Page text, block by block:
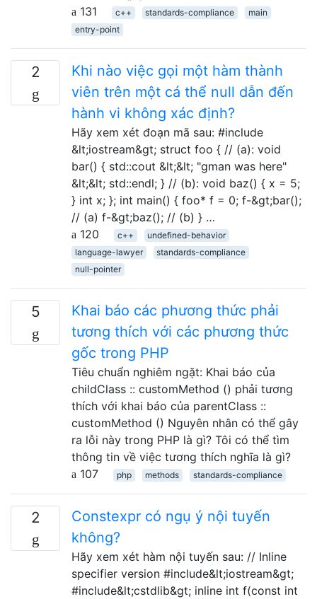
131
c++ standards-compliance
main
entry-point
2
Khi nào việc gọi một hàm thành
viên trên một cá thể null dẫn đến
hành vi không xác định?
Hãy xem xét đoạn mã sau: #include
&lt;iostream&gt; struct foo { // (a): void
bar() { std::cout &lt;&lt; "gman was here"
&lt;&lt; std::endl; } // (b): void baz() { x = 5;
} int x; }; int main() { foo* f = 0; f-&gt;bar();
// (a) f-&gt;baz(); // (b) } …
120
c++
undefined-behavior
language-lawyer
standards-compliance
null-pointer
5
Khai báo các phương thức phải
tương thích với các phương thức
gốc trong PHP
Tiêu chuẩn nghiêm ngặt: Khai báo của
childClass :: customMethod () phải tương
thích với khai báo của parentClass ::
customMethod () Nguyên nhân có thể gây
ra lỗi này trong PHP là gì? Tôi có thể tìm
thông tin về việc tương thích nghĩa là gì?
107
php methods standards-compliance
2
Constexpr có ngụ ý nội tuyến
không?
Hãy xem xét hàm nội tuyến sau: // Inline
specifier version #include&lt;iostream&gt;
#include&lt;cstdlib&gt; inline int f(const int